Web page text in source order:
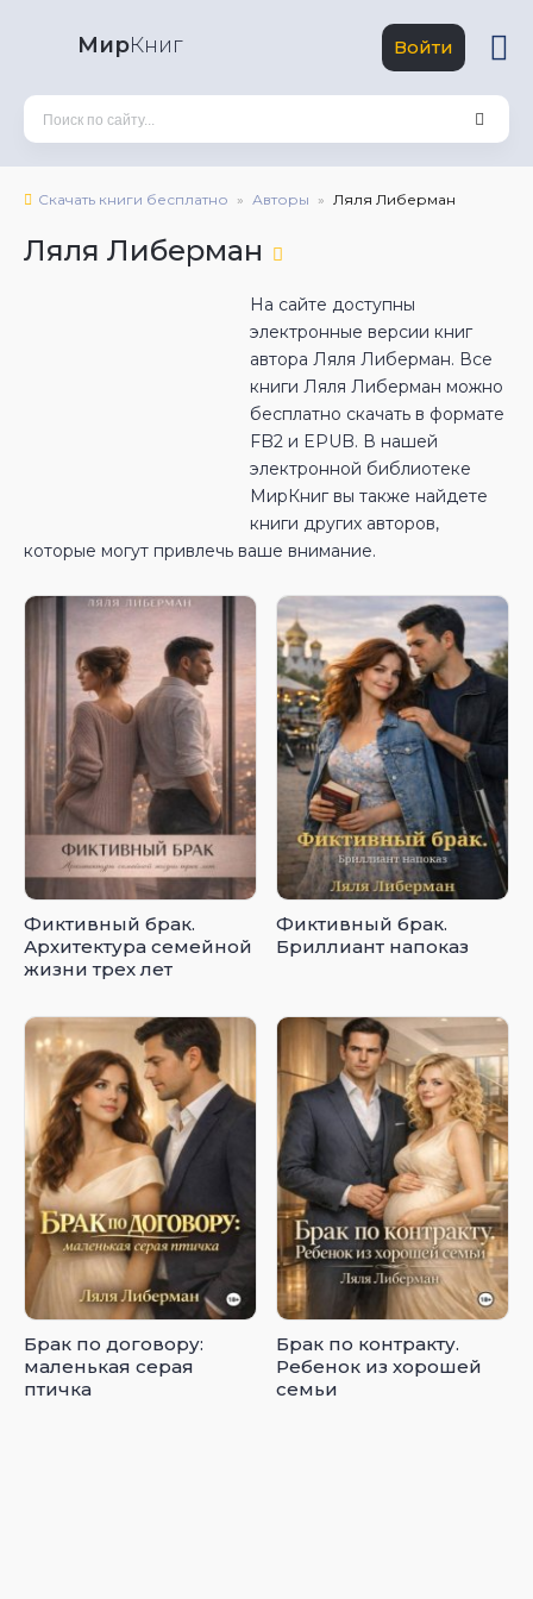
МирКниг Войти
Скачать книги бесплатно Авторы Ляля Либерман
Ляля Либерман
На сайте доступны
электронные версии книг
автора Ляля Либерман. Все
книги Ляля Либерман можно
бесплатно скачать в формате
FB2 и EPUB. В нашей
электронной библиотеке
МирКниг вы также найдете
книги других авторов,
которые могут привлечь ваше внимание.
Фиктивный брак.
Архитектура семейной
жизни трех лет
Фиктивный брак.
Бриллиант напоказ
Брак по договору:
маленькая серая
птичка
Брак по контракту.
Ребенок из хорошей
семьи